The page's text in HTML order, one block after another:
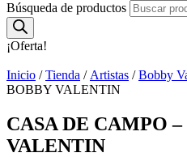
Búsqueda de productos
¡Oferta!
Inicio /Tienda / Artistas /Bobby
BOBBY VALENTIN
CASA DE CAMPO
VALENTIN